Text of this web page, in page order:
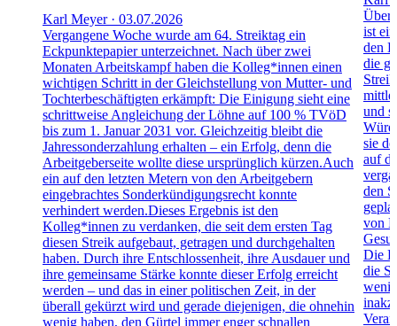
Karl Meyer · 03.07.2026
Vergangene Woche wurde am 64. Streiktag ein
Eckpunktepapier unterzeichnet. Nach über zwei
Monaten Arbeitskampf haben die Kolleg*innen einen
wichtigen Schritt in der Gleichstellung von Mutter- und
Tochterbeschäftigten erkämpft: Die Einigung sieht eine
schrittweise Angleichung der Löhne auf 100 % TVöD
bis zum 1. Januar 2031 vor. Gleichzeitig bleibt die
Jahressonderzahlung erhalten – ein Erfolg, denn die
Arbeitgeberseite wollte diese ursprünglich kürzen.Auch
ein auf den letzten Metern von den Arbeitgebern
eingebrachtes Sonderkündigungsrecht konnte
verhindert werden.Dieses Ergebnis ist den
Kolleg*innen zu verdanken, die seit dem ersten Tag
diesen Streik aufgebaut, getragen und durchgehalten
haben. Durch ihre Entschlossenheit, ihre Ausdauer und
ihre gemeinsame Stärke konnte dieser Erfolg erreicht
werden – und das in einer politischen Zeit, in der
überall gekürzt wird und gerade diejenigen, die ohnehin
wenig haben, den Gürtel immer enger schnallen
Über
ist
den
die
und
sie
auf
den
von
Die
die